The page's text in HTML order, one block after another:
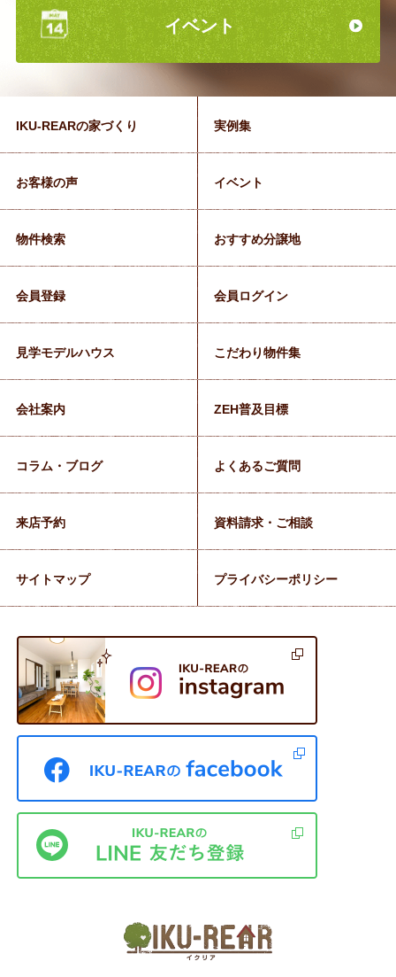
イベント
IKU-REARの家づくり 実例集
お客様の声 イベント
物件検索 おすすめ分譲地
会員登録 会員ログイン
見学モデルハウス こだわり物件集
会社案内 ZEH普及目標
コラム・ブログ よくあるご質問
来店予約 資料請求・ご相談
サイトマップ プライバシーポリシー